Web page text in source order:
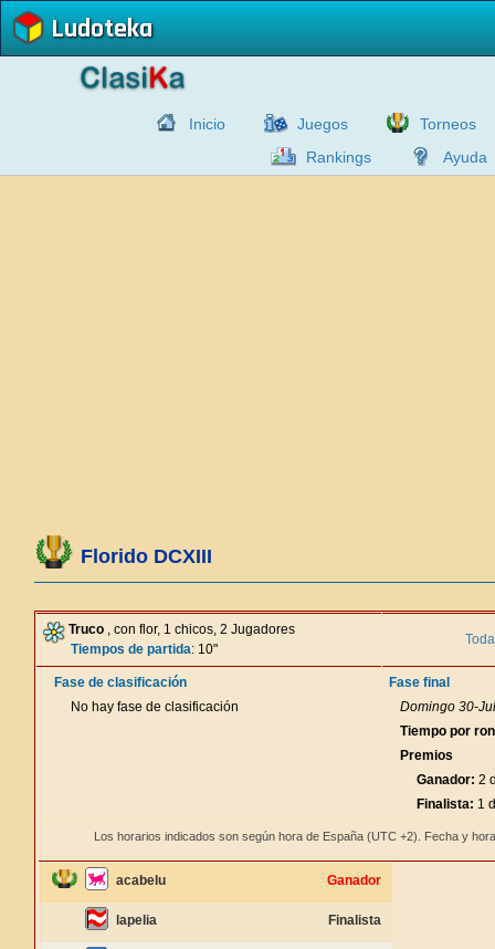
Ludoteka
Inicio Juegos
Torneos
Rankings
Ayuda
Florido DCXIII
Truco , con flor, 1 chicos, 2 Jugadores
Tiempos de partida: 10"
Fase de clasificación
No hay fase de clasificación
Fase final
Domingo 30-
Tiempo por
Premios
Ganador: 2
Finalista: 1
Los horarios indicados son según hora de España (UTC +2). Fecha y
acabelu Ganador
lapelia Finalista